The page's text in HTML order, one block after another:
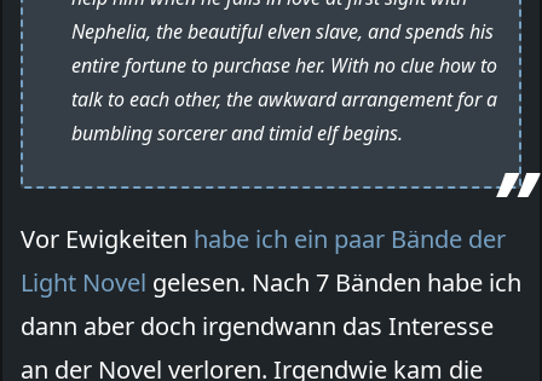
Nephelia, the beautiful elven slave, and spends his
entire fortune to purchase her. With no clue how to
talk to each other, the awkward arrangement for a
bumbling sorcerer and timid elf begins.
Vor Ewigkeiten habe ich ein paar Bände der
Light Novel gelesen. Nach 7 Bänden habe ich
dann aber doch irgendwann das Interesse
an der Novel verloren. Irgendwie kam die